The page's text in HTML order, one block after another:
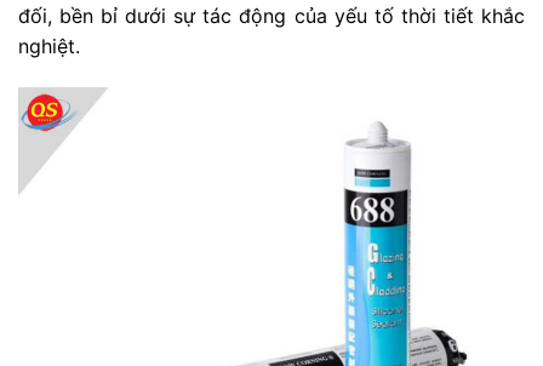
đối, bền bỉ dưới sự tác động của yếu tố thời tiết khắc
nghiệt.